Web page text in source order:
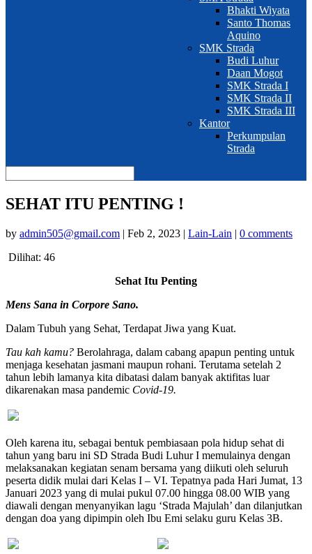
Bhakti Wiyata
Santo Thomas
Aquino
SMK Strada
Budi Luhur
Daan Mogot
SMK Strada I
SMK Strada II
SMK Strada III
Kantor
Perkumpulan
Strada
SEHAT ITU PENTING !
by admin505@gmail.com | Feb 2, 2023 | Lain-Lain | 0 comments
Dilihat: 46
Sehat Itu Penting
Mens Sana in Corpore Sano.
Dalam Tubuh yang Sehat, Terdapat Jiwa yang Kuat.
Tau kah kamu? Berolahraga, dalam cabang apapun penting untuk
menjaga kesehatan jasmani maupun rohani. Terutama setelah 2
tahun lebih lamanya kita dibatasi dalam banyak aktifitas luar
dikarenakan masa pandemic Covid-19.
Oleh karena itu, sebagai bentuk pembiasaan pola hidup sehat di
tahun yang baru ini SD Strada Budi Luhur I memulainya dengan
melaksanakan kegiatan senam bersama yang diikuti oleh seluruh
peserta didik mulai dari Kelas I – VI. Tepatnya pada Hari Jumat, 13
Januari 2023 yang di mulai pukul 07.00 hingga 08.00 WIB yang
diawali dengan menyanyikan lagu ‘Strada Majulah’ dan dilanjutkan
dengan doa yang dipimpin oleh Ibu Emi selaku guru Kelas 3B.